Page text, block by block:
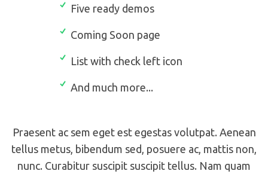
Five ready demos
Coming Soon page
List with check left icon
And much more...
Praesent ac sem eget est egestas volutpat. Aenean
tellus metus, bibendum sed, posuere ac, mattis non,
nunc. Curabitur suscipit suscipit tellus. Nam quam